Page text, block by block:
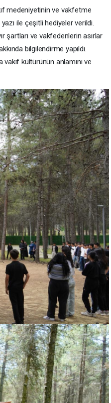
medeniyetinin ve vakfetme
ile çeşitli hediyeler verildi.
şartları ve vakfedenlerin asırlar
bilgilendirme yapıldı.
kültürünün anlamını ve